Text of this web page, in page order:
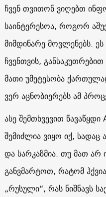
ჩვენ თვითონ ვიღებთ
საინტერესოა, როგორ
მიმდინარე მოვლენებს.
ჩვენთვის,
მათი უმეტესობა
ვერ აცნობიერებს ამ
ასე შემთხვევით
შემიძლია ვიყო იქ,
და სარკაზმია. თუ მათ არ
განვმარტოთ, რატომ
„რუსული“, რას ნიშნავს